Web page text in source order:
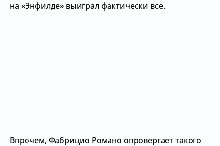
на «Энфилде» выиграл фактически все.
Впрочем, Фабрицио Романо опровергает такого